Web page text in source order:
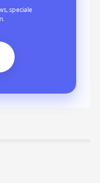
speciale